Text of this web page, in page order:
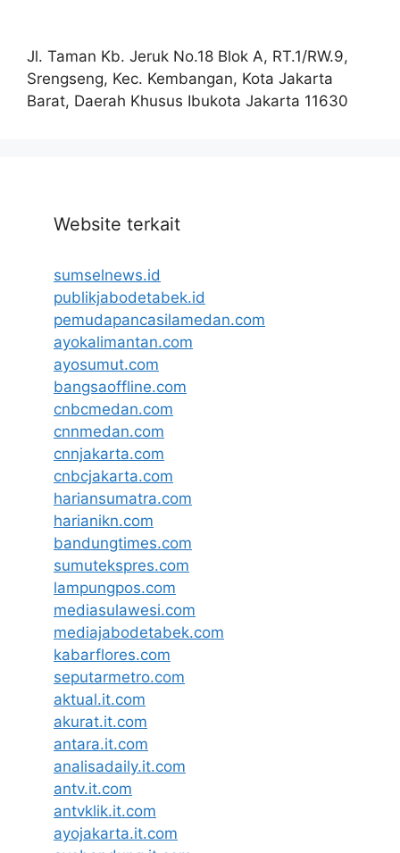
Jl. Taman Kb. Jeruk No.18 Blok A, RT.1/RW.9,
Srengseng, Kec. Kembangan, Kota Jakarta
Barat, Daerah Khusus Ibukota Jakarta 11630
Website terkait
sumselnews.id
publikjabodetabek.id
pemudapancasilamedan.com
ayokalimantan.com
ayosumut.com
bangsaoffline.com
cnbcmedan.com
cnnmedan.com
cnnjakarta.com
cnbcjakarta.com
hariansumatra.com
harianikn.com
bandungtimes.com
sumutekspres.com
lampungpos.com
mediasulawesi.com
mediajabodetabek.com
kabarflores.com
seputarmetro.com
aktual.it.com
akurat.it.com
antara.it.com
analisadaily.it.com
antv.it.com
antvklik.it.com
ayojakarta.it.com